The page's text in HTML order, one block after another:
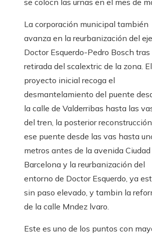
se colocn las urnas en el mes de
La corporación municipal también
avanza en la reurbanización del eje
Doctor Esquerdo-Pedro Bosch tras
retirada del scalextric de la zona. El
proyecto inicial recoga el
desmantelamiento del puente
la calle de Valderribas hasta las
del tren, la posterior
ese puente desde las vas hasta
metros antes de la avenida Ciudad
Barcelona y la reurbanización del
entorno de Doctor Esquerdo, ya
sin paso elevado, y tambin la
de la calle Mndez lvaro.
Este es uno de los puntos con